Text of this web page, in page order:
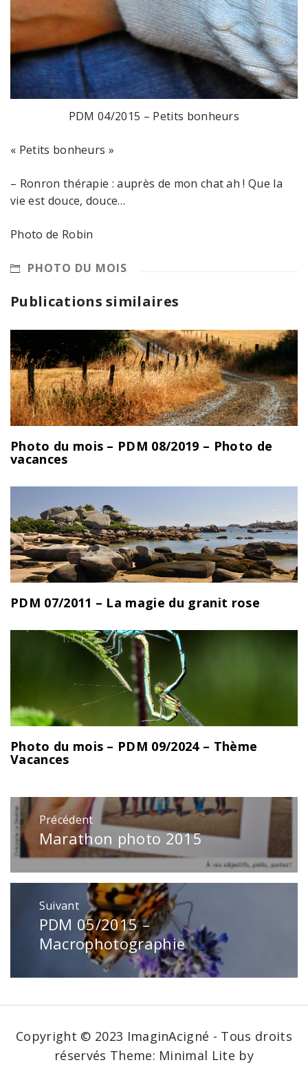
PDM 04/2015 – Petits bonheurs
« Petits bonheurs »
– Ronron thérapie : auprès de mon chat ah ! Que la
vie est douce, douce…
Photo de Robin
PHOTO DU MOIS
Publications similaires
Photo du mois – PDM 08/2019 – Photo de
vacances
PDM 07/2011 – La magie du granit rose
Photo du mois – PDM 09/2024 – Thème
Vacances
Navigation
de
l’article
Précédent
Publication
précédente
:
Marathon photo 2015
Suivant
Publication
suivante
PDM 05/2015 –
Macrophotographie
Copyright © 2023 ImaginAcigné - Tous droits
réservés Theme: Minimal Lite by